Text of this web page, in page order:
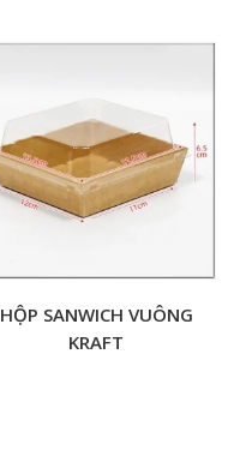
HỘP SANWICH VUÔNG
KRAFT